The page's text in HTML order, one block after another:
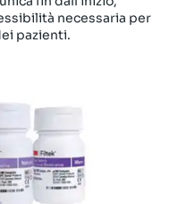
necessaria per
pazienti.